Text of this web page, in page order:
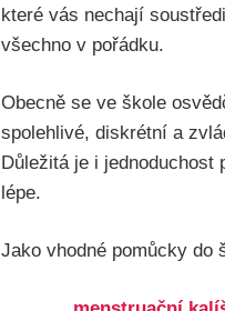
které vás nechají
všechno v pořádku.
Obecně se ve škole
spolehlivé, diskrétní a
Důležitá je i
lépe.
Jako vhodné pomůcky do